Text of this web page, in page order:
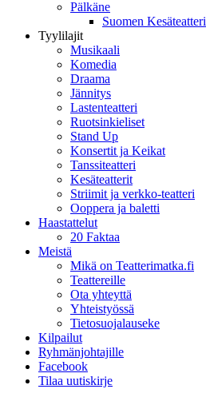
Pälkäne
Suomen Kesäteatteri
Tyylilajit
Musikaali
Komedia
Draama
Jännitys
Lastenteatteri
Ruotsinkieliset
Stand Up
Konsertit ja Keikat
Tanssiteatteri
Kesäteatterit
Striimit ja verkko-teatteri
Ooppera ja baletti
Haastattelut
20 Faktaa
Meistä
Mikä on Teatterimatka.fi
Teattereille
Ota yhteyttä
Yhteistyössä
Tietosuojalauseke
Kilpailut
Ryhmänjohtajille
Facebook
Tilaa uutiskirje